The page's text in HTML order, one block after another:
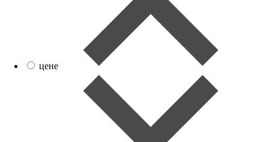
цене